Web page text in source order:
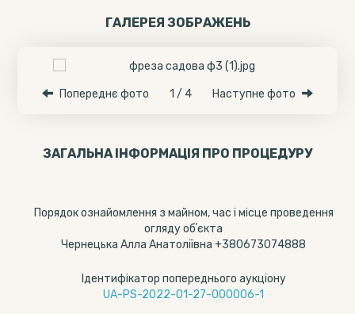
ГАЛЕРЕЯ ЗОБРАЖЕНЬ
Попереднє фото 1 / 4 Наступне фото
ЗАГАЛЬНА ІНФОРМАЦІЯ ПРО ПРОЦЕДУРУ
Порядок ознайомлення з майном, час і місце проведення
огляду обʼєкта
Чернецька Алла Анатоліївна +380673074888
Ідентифікатор попереднього аукціону
UA-PS-2022-01-27-000006-1